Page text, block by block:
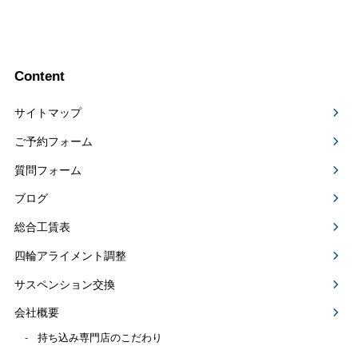
Content
サイトマップ
ご予約フォーム
質問フォーム
ブログ
総合工賃表
四輪アライメント調整
サスペンション交換
会社概要
持ち込み専門店のこだわり